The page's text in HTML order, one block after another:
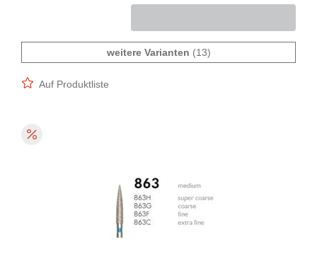
weitere Varianten (13)
Auf Produktliste